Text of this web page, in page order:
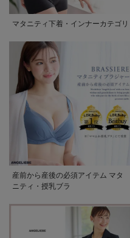
マタニティ下着・インナーカテゴリ
産前から産後の必須アイテム マタ
ニティ・授乳ブラ